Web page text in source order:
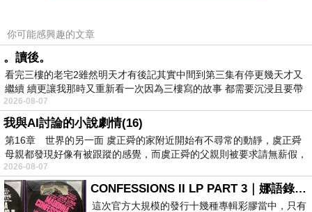
但是我想
男夾真皮女夾真皮長夾(淺褐8424-1)在網路上買應該會比
較便宜，
男夾真皮女夾真皮長夾(淺褐8424-1)
網慢慢挑選，不用等店家開門也不用看店員臉色
你可能感興趣的文章
。讀後。
看完三樓的老宅2雖然明天才有後記其實中間到第三集有停更幾天才又
繼續 續更讓我那時又重新看一次因為三樓寫的故事 都需要沉浸且要帶
有
2026-08-07
我與AI討論的小說劇情(16)
第16章 世界的另一面 虞正舜的家附近開始有不尋常的動靜，虞正舜
母親都發現好像有被跟蹤的感覺，而虞正舜的父親則被要求請無薪假，
2026-08-07
CONFESSIONS II LP PART 3｜娜語錄II LP PART 3
這次官方大規模的發行十幾種專輯彩膠當中，只有